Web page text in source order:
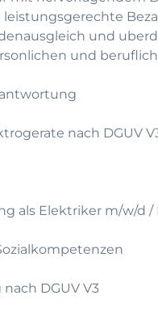
und
und
nach DGUV
als Elektriker m/w/
DGUV V3